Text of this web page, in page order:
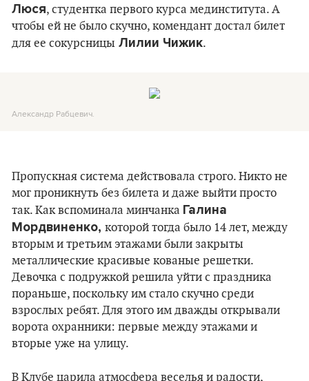
Люся, студентка первого курса мединститута. А
чтобы ей не было скучно, комендант достал билет
для ее сокурсницы Лилии Чижик.
Александр Рабцевич.
Пропускная система действовала строго. Никто не
мог проникнуть без билета и даже выйти просто
так. Как вспоминала минчанка Галина
Мордвиненко, которой тогда было 14 лет, между
вторым и третьим этажами были закрыты
металлические красивые кованые решетки.
Девочка с подружкой решила уйти с праздника
пораньше, поскольку им стало скучно среди
взрослых ребят. Для этого им дважды открывали
ворота охранники: первые между этажами и
вторые уже на улицу.
В Клубе царила атмосфера веселья и радости,